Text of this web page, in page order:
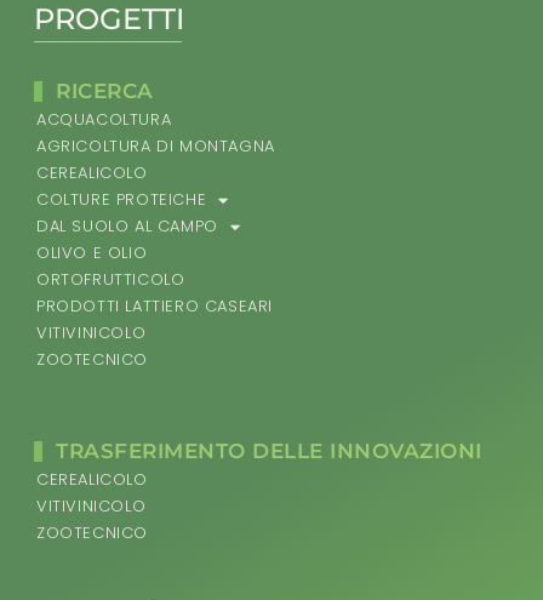
PROGETTI
RICERCA
ACQUACOLTURA
AGRICOLTURA DI MONTAGNA
CEREALICOLO
COLTURE PROTEICHE
DAL SUOLO AL CAMPO
OLIVO E OLIO
ORTOFRUTTICOLO
PRODOTTI LATTIERO CASEARI
VITIVINICOLO
ZOOTECNICO
TRASFERIMENTO DELLE INNOVAZIONI
CEREALICOLO
VITIVINICOLO
ZOOTECNICO